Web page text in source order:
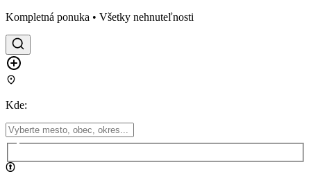
Kompletná ponuka • Všetky nehnuteľnosti
Kde: